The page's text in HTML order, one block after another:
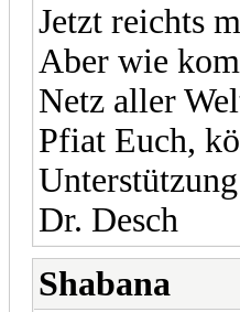
Jetzt reichts
Aber wie
Netz aller
Pfiat Euch,
Dr. Desch
Shabana